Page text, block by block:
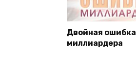
Двойная ошибка
миллиардера